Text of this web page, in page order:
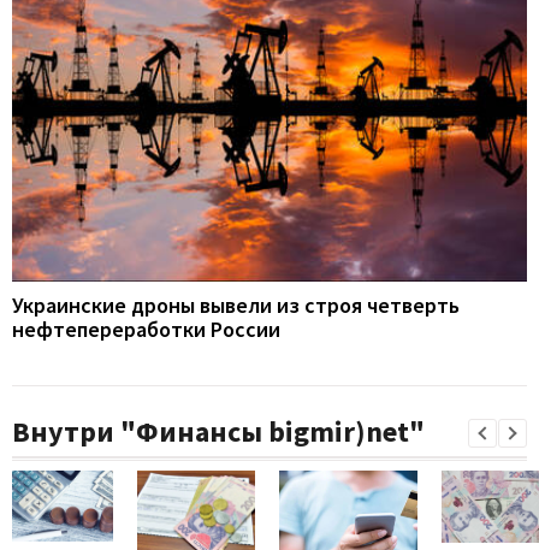
Украинские дроны вывели из строя четверть
нефтепереработки России
Внутри "Финансы bigmir)net"